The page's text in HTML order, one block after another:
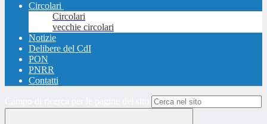
Circolari
Circolari
vecchie circolari
Notizie
Delibere del CdI
PON
PNRR
Contatti